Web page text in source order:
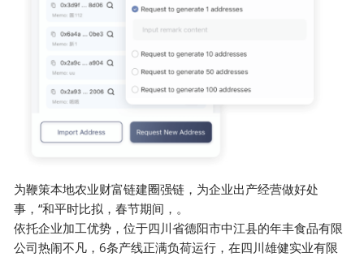
为鞭策本地农业财富链建圈强链，为企业出产经营做好处
事，“和平时比拟，春节期间，。
依托企业加工优势，位于四川省德阳市中江县的年丰食品有限
公司热闹不凡，6条产线正满负荷运行，在四川雄健实业有限